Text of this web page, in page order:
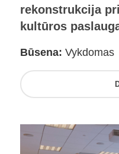
rekonstrukcija
kultūros
Būsena: Vykdomas